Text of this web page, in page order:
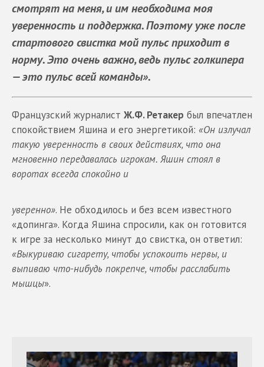
смотрят на меня, и им необходима моя
уверенность и поддержка. Поэтому уже после
стартового свистка мой пульс приходит в
норму. Это очень важно, ведь пульс голкипера
— это пульс всей команды».
Французский журналист Ж.Ф. Ретакер был впечатлен
спокойствием Яшина и его энергетикой: «Он излучал
такую уверенность в своих действиях, что она
мгновенно передавалась игрокам. Яшин стоял в
воротах всегда спокойно и
уверенно». Не обходилось и без всем известного
«допинга». Когда Яшина спросили, как он готовится
к игре за несколько минут до свистка, он ответил:
«Выкуриваю сигарету, чтобы успокоить нервы, и
выпиваю что-нибудь покрепче, чтобы расслабить
мышцы».